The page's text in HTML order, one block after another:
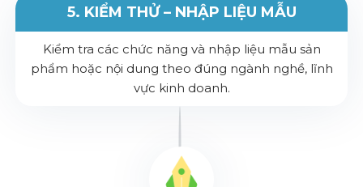
5. KIỂM THỬ – NHẬP LIỆU MẪU
Kiểm tra các chức năng và nhập liệu mẫu sản
phẩm hoặc nội dung theo đúng ngành nghề, lĩnh
vực kinh doanh.